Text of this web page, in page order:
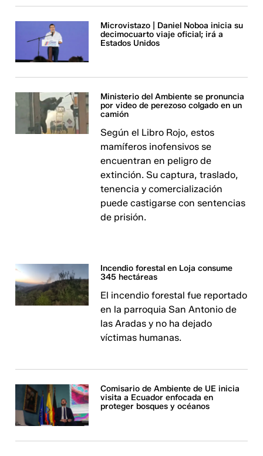
Microvistazo | Daniel Noboa inicia su
decimocuarto viaje oficial; irá a
Estados Unidos
Ministerio del Ambiente se pronuncia
por video de perezoso colgado en un
camión
Según el Libro Rojo, estos
mamíferos inofensivos se
encuentran en peligro de
extinción. Su captura, traslado,
tenencia y comercialización
puede castigarse con sentencias
de prisión.
Incendio forestal en Loja consume
345 hectáreas
El incendio forestal fue reportado
en la parroquia San Antonio de
las Aradas y no ha dejado
víctimas humanas.
Comisario de Ambiente de UE inicia
visita a Ecuador enfocada en
proteger bosques y océanos